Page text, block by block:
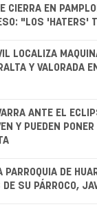
CIERRA EN
"LOS 'HATERS'
LOCALIZA
Y VALORADA
ANTE EL
Y PUEDEN
PARROQUIA DE
SU PÁRROCO,